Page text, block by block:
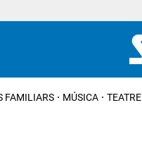
FAMILIARS MÚSICA TEATRE